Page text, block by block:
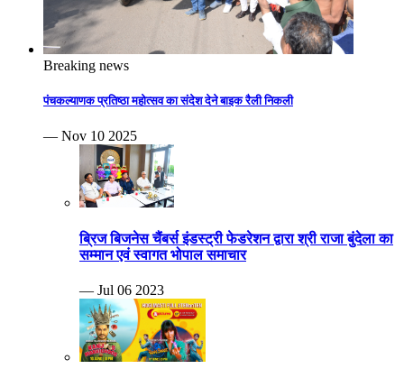
Breaking news
पंचकल्याणक प्रतिष्ठा महोत्सव का संदेश देने बाइक रैली निकली
— Nov 10 2025
ब्रिज बिजनेस चैंबर्स इंडस्ट्री फेडरेशन द्वारा श्री राजा बुंदेला का
सम्मान एवं स्वागत भोपाल समाचार
— Jul 06 2023